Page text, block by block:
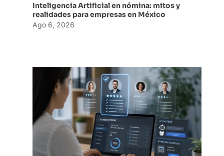
Inteligencia Artificial en nómina: mitos y
realidades para empresas en México
Ago 6, 2026